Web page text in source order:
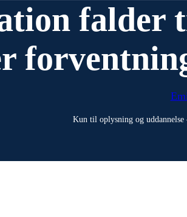
falder
Kun til oplysning og